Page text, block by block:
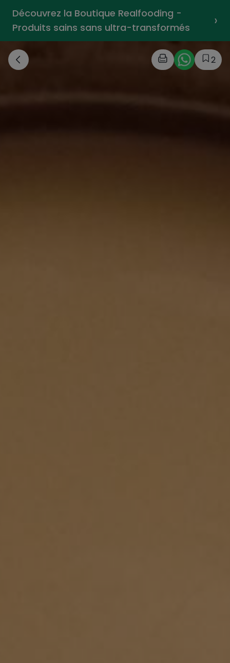
Découvrez la Boutique Realfooding -
Produits sains sans ultra-transformés
›
2